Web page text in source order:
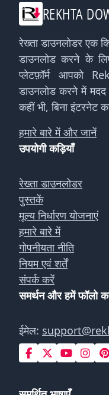
REKHTA
रेख्ता डाउनलोडर एक
डाउनलोड करने के
प्लेटफ़ॉर्म आपको
डाउनलोड करने में
कहीं भी, बिना
हमारे बारे में और जानें
उपयोगी कड़ियाँ
रेख्ता डाउनलोडर
पुस्तकें
मूल्य निर्धारण योजनाएं
हमारे बारे में
गोपनीयता नीति
नियम एवं शर्तें
संपर्क करें
समर्थन और हमें फॉलो
ईमेल: